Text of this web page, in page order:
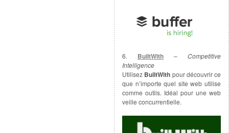
6. BuiltWith – Competitive
Intelligence
Utilisez BuiltWith pour découvrir ce
que n’importe quel site web utilise
comme outils. Idéal pour une web
veille concurrentielle.